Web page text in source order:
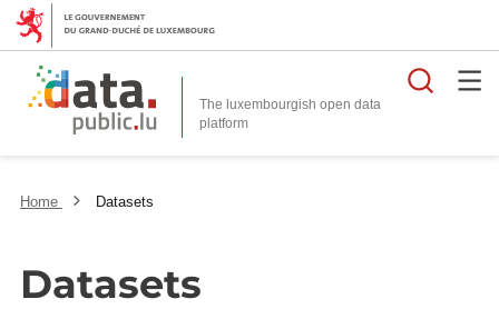
The luxembourgish open data
platform
Home Datasets
Datasets